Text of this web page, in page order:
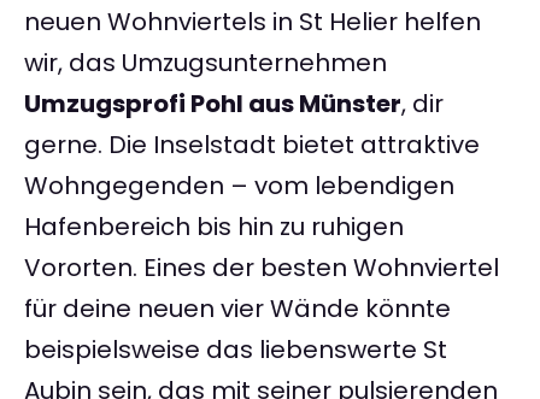
neuen Wohnviertels in St Helier helfen
wir, das Umzugsunternehmen
Umzugsprofi Pohl aus Münster, dir
gerne. Die Inselstadt bietet attraktive
Wohngegenden – vom lebendigen
Hafenbereich bis hin zu ruhigen
Vororten. Eines der besten Wohnviertel
für deine neuen vier Wände könnte
beispielsweise das liebenswerte St
Aubin sein, das mit seiner pulsierenden